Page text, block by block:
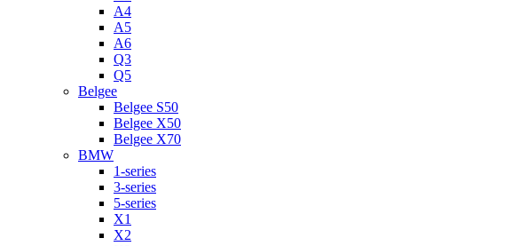
A4
A5
A6
Q3
Q5
Belgee
Belgee S50
Belgee X50
Belgee X70
BMW
1-series
3-series
5-series
X1
X2